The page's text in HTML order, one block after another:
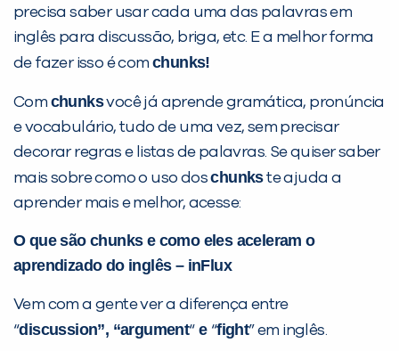
precisa saber usar cada uma das palavras em
inglês para discussão, briga, etc. E a melhor forma
de fazer isso é com chunks!
Com chunksvocê já aprende gramática, pronúncia
e vocabulário, tudo de uma vez, sem precisar
decorar regras e listas de palavras. Se quiser saber
mais sobre como o uso doschunkste ajuda a
aprender mais e melhor, acesse:
O que são chunks e como eles aceleram o
aprendizado do inglês – inFlux
Vem com a gente ver a diferença entre
“discussion”, “argument“e “fight” em inglês.
PEÇA UMA DEMONSTRAÇÃO DE MÉTODO
Desculpe!
Não encontramos nenhuma unidade
inFlux nesta cidade ou bairro que
você digitou.